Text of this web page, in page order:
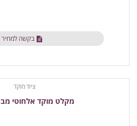
בקשה למחיר
ציוד מוקד
מקלט מוקד אלחוטי